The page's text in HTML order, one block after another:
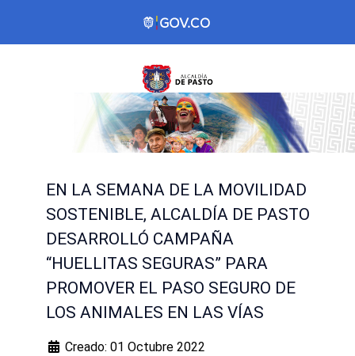
EN LA SEMANA DE LA MOVILIDAD
SOSTENIBLE, ALCALDÍA DE PASTO
DESARROLLÓ CAMPAÑA
“HUELLITAS SEGURAS” PARA
PROMOVER EL PASO SEGURO DE
LOS ANIMALES EN LAS VÍAS
Creado: 01 Octubre 2022